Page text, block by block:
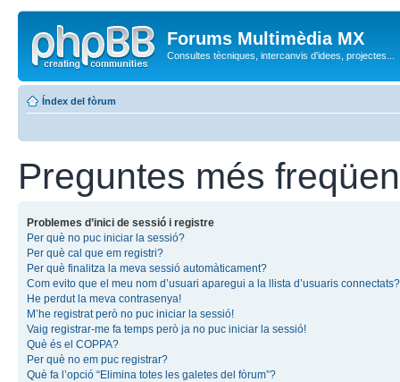
Forums Multimèdia MX
Consultes tècniques, intercanvis d'idees, projectes...
Índex del fòrum
Preguntes més
Problemes d’inici de sessió i registre
Per què no puc iniciar la sessió?
Per què cal que em registri?
Per què finalitza la meva sessió automàticament?
Com evito que el meu nom d’usuari aparegui a la llista d’usuaris connectats?
He perdut la meva contrasenya!
M’he registrat però no puc iniciar la sessió!
Vaig registrar-me fa temps però ja no puc iniciar la sessió!
Què és el COPPA?
Per què no em puc registrar?
Què fa l’opció “Elimina totes les galetes del fòrum”?